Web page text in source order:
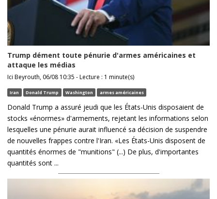
Trump dément toute pénurie d'armes américaines et
attaque les médias
Ici Beyrouth, 06/08 10:35 - Lecture : 1 minute(s)
Iran Donald Trump Washington armes américaines
Donald Trump a assuré jeudi que les États-Unis disposaient de
stocks «énormes» d'armements, rejetant les informations selon
lesquelles une pénurie aurait influencé sa décision de suspendre
de nouvelles frappes contre l'Iran. «Les États-Unis disposent de
quantités énormes de "munitions" (...) De plus, d'importantes
quantités sont ...